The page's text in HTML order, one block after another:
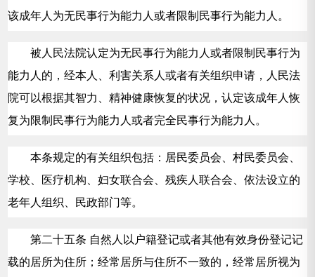
该成年人为无民事行为能力人或者限制民事行为能力人。
被人民法院认定为无民事行为能力人或者限制民事行为
能力人的，经本人、利害关系人或者有关组织申请，人民法
院可以根据其智力、精神健康恢复的状况，认定该成年人恢
复为限制民事行为能力人或者完全民事行为能力人。
本条规定的有关组织包括：居民委员会、村民委员会、
学校、医疗机构、妇女联合会、残疾人联合会、依法设立的
老年人组织、民政部门等。
第二十五条 自然人以户籍登记或者其他有效身份登记记
载的居所为住所；经常居所与住所不一致的，经常居所视为